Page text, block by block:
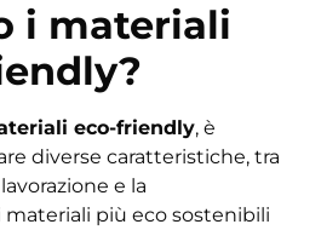
i materiali
eco-friendly, è
diverse caratteristiche, tra
e la
materiali più eco sostenibili